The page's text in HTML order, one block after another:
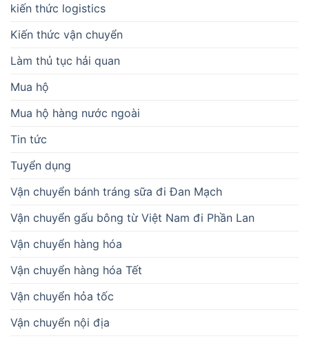
kiến thức logistics
Kiến thức vận chuyển
Làm thủ tục hải quan
Mua hộ
Mua hộ hàng nước ngoài
Tin tức
Tuyển dụng
Vận chuyển bánh tráng sữa đi Đan Mạch
Vận chuyển gấu bông từ Việt Nam đi Phần Lan
Vận chuyển hàng hóa
Vận chuyển hàng hóa Tết
Vận chuyển hỏa tốc
Vận chuyển nội địa